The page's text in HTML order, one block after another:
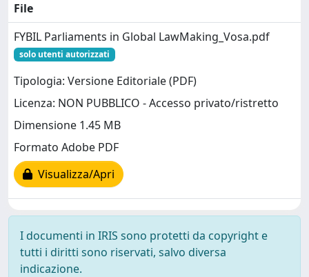
File
FYBIL Parliaments in Global LawMaking_Vosa.pdf
solo utenti autorizzati
Tipologia: Versione Editoriale (PDF)
Licenza: NON PUBBLICO - Accesso privato/ristretto
Dimensione 1.45 MB
Formato Adobe PDF
Visualizza/Apri
I documenti in IRIS sono protetti da copyright e
tutti i diritti sono riservati, salvo diversa
indicazione.